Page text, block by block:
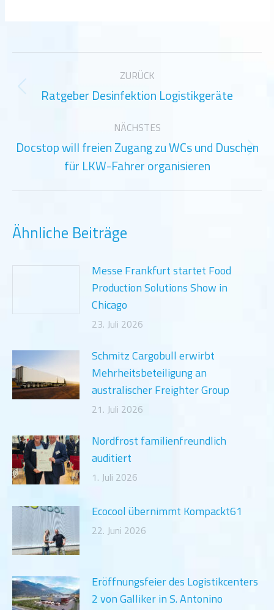
Kommentarnavigation
ZURÜCK
Vorheriger
Ratgeber Desinfektion Logistikgeräte
NÄCHSTES
Nächster
Beitrag:
Docstop will freien Zugang zu WCs und Duschen
für LKW-Fahrer organisieren
Ähnliche Beiträge
Messe Frankfurt startet Food
Production Solutions Show in
Chicago
23. Juli 2026
Schmitz Cargobull erwirbt
Mehrheitsbeteiligung an
australischer Freighter Group
21. Juli 2026
Nordfrost familienfreundlich
auditiert
1. Juli 2026
Ecocool übernimmt Kompackt61
22. Juni 2026
Eröffnungsfeier des Logistikcenters
2 von Galliker in S. Antonino